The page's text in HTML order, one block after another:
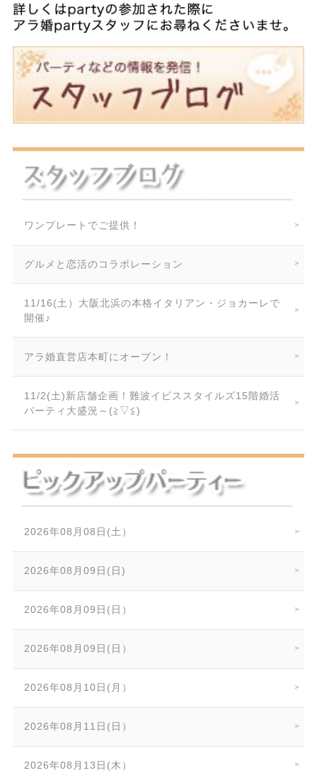
ワンプレートでご提供！
グルメと恋活のコラボレーション
11/16(土）大阪北浜の本格イタリアン・ジョカーレで
開催♪
アラ婚直営店本町にオープン！
11/2(土)新店舗企画！難波イビススタイルズ15階婚活
パーティ大盛況～(≧▽≦)
2026年08月08日(土）
2026年08月09日(日)
2026年08月09日(日）
2026年08月09日(日）
2026年08月10日(月）
2026年08月11日(日）
2026年08月13日(木）